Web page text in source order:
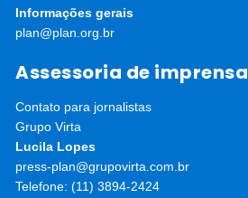
Informações gerais
plan@plan.org.br
Assessoria de imprensa
Contato para jornalistas
Grupo Virta
Lucila Lopes
press-plan@grupovirta.com.br
Telefone: (11) 3894-2424